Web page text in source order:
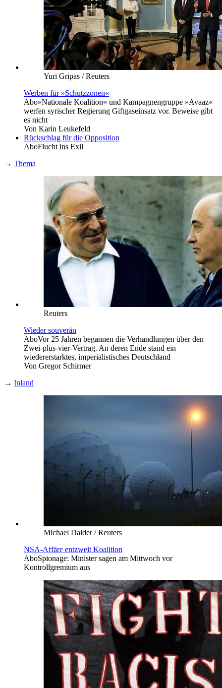
Yuri Gripas / Reuters
Werben für »Schutzzonen«
Abo»Nationale Koalition« und Kampagnengruppe »Avaaz«
werfen syrischer Regierung Giftgaseinsatz vor. Beweise gibt
es nicht
Von Karin Leukefeld
Rückschlag für die Opposition
AboFlucht ins Exil
→ Thema
Reuters
Wieder souverän
AboVor 25 Jahren begannen die Verhandlungen über den
Zwei-plus-vier-Vertrag. An deren Ende stand ein
wiedererstarktes, imperialistisches Deutschland
Von Gregor Schirmer
→ Inland
Michael Dalder / Reuters
NSA-Affäre entzweit Koalition
AboSpionage: Minister sagen am Mittwoch vor
Kontrollgremium aus